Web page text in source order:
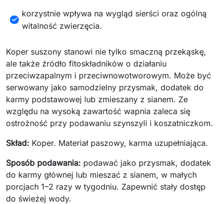
korzystnie wpływa na wygląd sierści oraz ogólną
witalność zwierzęcia.
Koper suszony stanowi nie tylko smaczną przekąskę,
ale także źródło fitoskładników o działaniu
przeciwzapalnym i przeciwnowotworowym. Może być
serwowany jako samodzielny przysmak, dodatek do
karmy podstawowej lub zmieszany z sianem. Ze
względu na wysoką zawartość wapnia zaleca się
ostrożność przy podawaniu szynszyli i koszatniczkom.
Skład: Koper. Materiał paszowy, karma uzupełniająca.
Sposób podawania: podawać jako przysmak, dodatek
do karmy głównej lub mieszać z sianem, w małych
porcjach 1–2 razy w tygodniu. Zapewnić stały dostęp
do świeżej wody.